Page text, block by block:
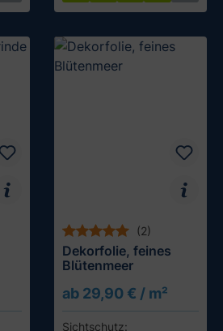
(2)
Dekorfolie, feines
Blütenmeer
ab 29,90 € / m²
Sichtschutz: